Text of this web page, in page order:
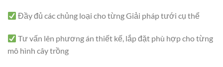
Đầy đủ các chủng loại cho từng Giải pháp tưới cụ thể
Tư vấn lên phương án thiết kế, lắp đặt phù hợp cho từng
mô hình cây trồng